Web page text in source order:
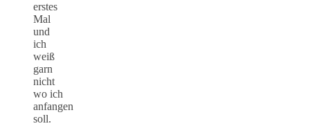
erstes
Mal
und
ich
weiß
garn
nicht
wo ich
anfangen
soll.